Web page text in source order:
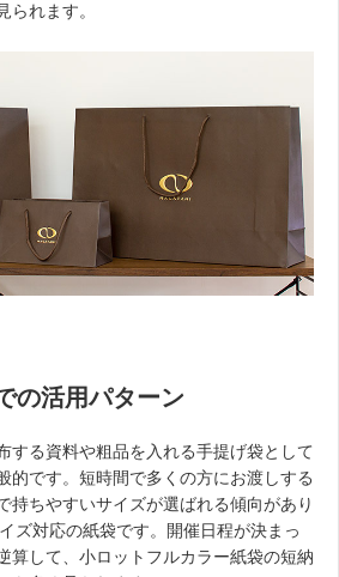
られます。
の活用パターン
する資料や粗品を入れる手提げ袋として
的です。短時間で多くの方にお渡しする
持ちやすいサイズが選ばれる傾向があり
ズ対応の紙袋です。開催日程が決まっ
算して、小ロットフルカラー紙袋の短納